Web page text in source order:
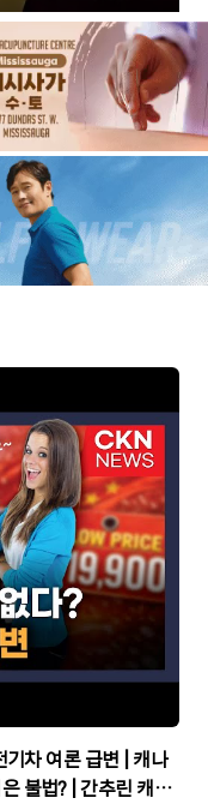
차 여론 급변 | 캐나
추린 캐나